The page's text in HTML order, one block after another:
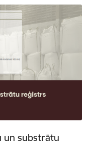
un substrātu